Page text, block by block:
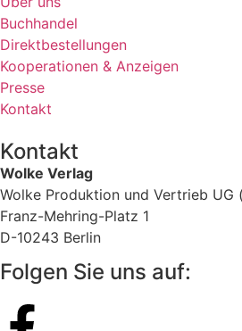
Buchhandel
Direktbestellungen
Kooperationen & Anzeigen
Presse
Kontakt
Kontakt
Wolke Verlag
Wolke Produktion und Vertrieb UG
Franz-Mehring-Platz 1
D-10243 Berlin
Folgen Sie uns auf: